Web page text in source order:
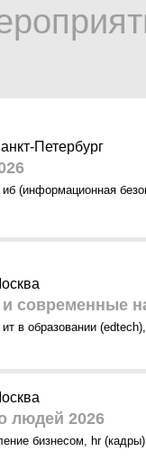
Петербург
иб (информационная
современные
ит в образовании (edtech)
людей 2026
бизнесом, hr (кадры)